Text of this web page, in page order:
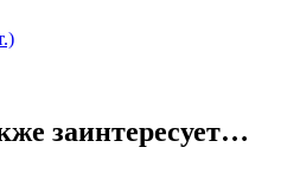
заинтересует…